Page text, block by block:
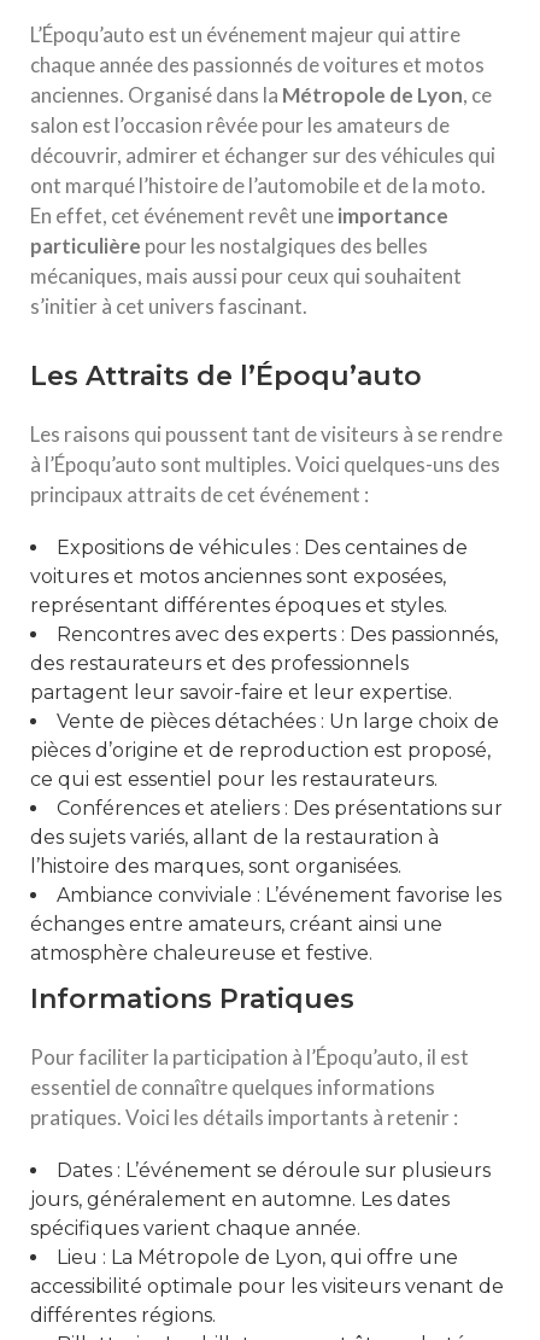
L’Époqu’auto est un événement majeur qui attire
chaque année des passionnés de voitures et motos
anciennes. Organisé dans la Métropole de Lyon, ce
salon est l’occasion rêvée pour les amateurs de
découvrir, admirer et échanger sur des véhicules qui
ont marqué l’histoire de l’automobile et de la moto.
En effet, cet événement revêt uneimportance
particulière pour les nostalgiques des belles
mécaniques, mais aussi pour ceux qui souhaitent
s’initier à cet univers fascinant.
Les Attraits de l’Époqu’auto
Les raisons qui poussent tant de visiteurs à se rendre
à l’Époqu’auto sont multiples. Voici quelques-uns des
principaux attraits de cet événement :
Expositions de véhicules : Des centaines de
voitures et motos anciennes sont exposées,
représentant différentes époques et styles.
Rencontres avec des experts : Des passionnés,
des restaurateurs et des professionnels
partagent leur savoir-faire et leur expertise.
Vente de pièces détachées : Un large choix de
pièces d’origine et de reproduction est proposé,
ce qui est essentiel pour les restaurateurs.
Conférences et ateliers : Des présentations sur
des sujets variés, allant de la restauration à
l’histoire des marques, sont organisées.
Ambiance conviviale : L’événement favorise les
échanges entre amateurs, créant ainsi une
atmosphère chaleureuse et festive.
Informations Pratiques
Pour faciliter la participation à l’Époqu’auto, il est
essentiel de connaître quelques informations
pratiques. Voici les détails importants à retenir :
Dates : L’événement se déroule sur plusieurs
jours, généralement en automne. Les dates
spécifiques varient chaque année.
Lieu : La Métropole de Lyon, qui offre une
accessibilité optimale pour les visiteurs venant de
différentes régions.